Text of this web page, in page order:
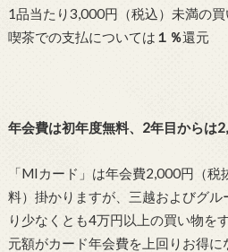
1品当たり3,000円（税込）未満の
喫茶での支払については １％還元
年会費は初年度無料、2年目からは
「MIカード」は年会費2,000円（
料）掛かりますが、三越およびグ
り少なくとも4万円以上の買い物を
元額がカード年会費を上回りお得に